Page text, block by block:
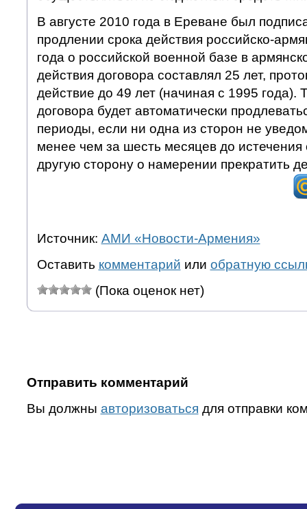
В августе 2010 года в Ереване был
продлении срока действия российско-
года о российской военной базе в
действия договора составлял 25 лет,
действие до 49 лет (начиная с 1995 года).
договора будет автоматически
периоды, если ни одна из сторон не
менее чем за шесть месяцев до истечения
другую сторону о намерении прекратить
Источник: АМИ «Новости-Армения»
Оставить комментарий или обратную
(Пока оценок нет)
Отправить комментарий
Вы должны авторизоваться для отправки